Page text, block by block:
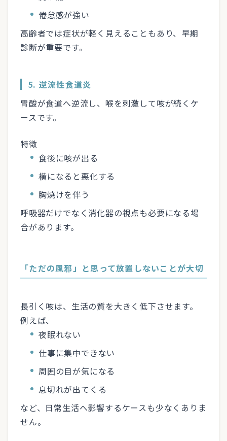
倦怠感が強い
高齢者では症状が軽く見えることもあり、早期
診断が重要です。
5. 逆流性食道炎
胃酸が食道へ逆流し、喉を刺激して咳が続くケ
ースです。
特徴
食後に咳が出る
横になると悪化する
胸焼けを伴う
呼吸器だけでなく消化器の視点も必要になる場
合があります。
「ただの風邪」と思って放置しないことが大切
長引く咳は、生活の質を大きく低下させます。
例えば、
夜眠れない
仕事に集中できない
周囲の目が気になる
息切れが出てくる
など、日常生活へ影響するケースも少なくありま
せん。